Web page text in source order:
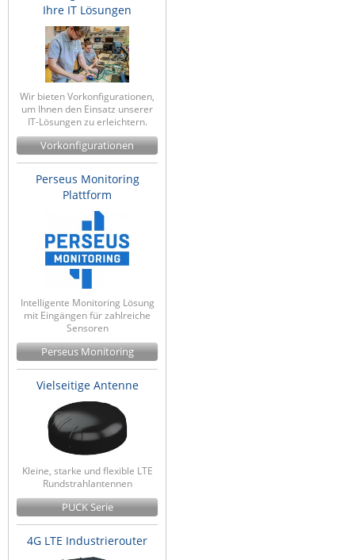
Ihre IT Lösungen
Wir bieten Vorkonfigurationen,
um Ihnen den Einsatz unserer
IT-Lösungen zu erleichtern.
Vorkonfigurationen
Perseus Monitoring
Plattform
Intelligente Monitoring Lösung
mit Eingängen für zahlreiche
Sensoren
Perseus Monitoring
Vielseitige Antenne
Kleine, starke und flexible LTE
Rundstrahlantennen
PUCK Serie
4G LTE Industrierouter